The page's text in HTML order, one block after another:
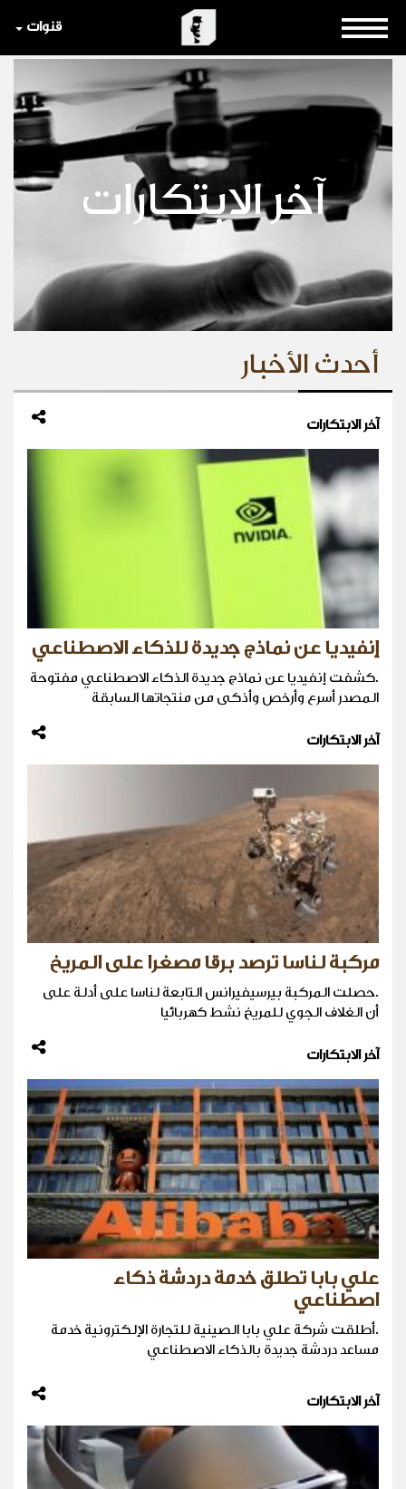
قنوات
آخر الابتكارات
أحدث الأخبار
آخر الابتكارات
إنفيديا عن نماذج جديدة للذكاء الاصطناعي
.كشفت إنفيديا عن نماذج جديدة الذكاء الاصطناعي مفتوحة
المصدر أسرع وأرخص وأذكى من منتجاتها السابقة
آخر الابتكارات
مركبة لناسا ترصد برقا مصغرا على المريخ
.حصلت المركبة بيرسيفيرانس التابعة لناسا على أدلة على
أن الغلاف الجوي للمريخ نشط كهربائيا
آخر الابتكارات
علي بابا تطلق خدمة دردشة ذكاء
اصطناعي
.أطلقت شركة علي بابا الصينية للتجارة الإلكترونية خدمة
مساعد دردشة جديدة بالذكاء الاصطناعي
آخر الابتكارات